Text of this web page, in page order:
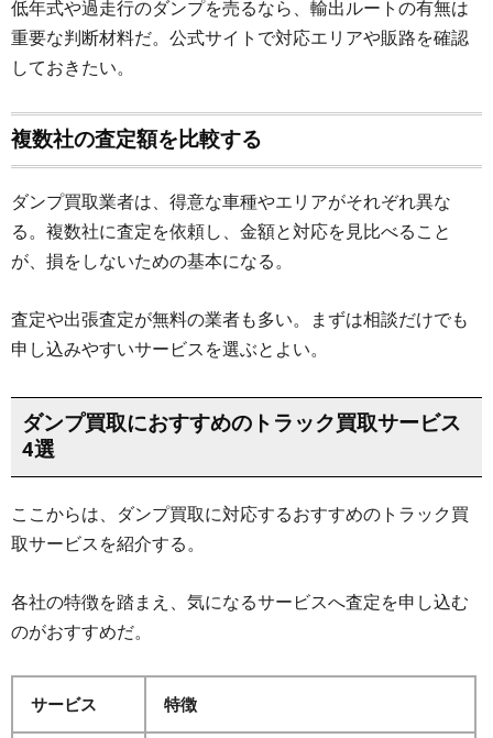
低年式や過走行のダンプを売るなら、輸出ルートの有無は
重要な判断材料だ。公式サイトで対応エリアや販路を確認
しておきたい。
複数社の査定額を比較する
ダンプ買取業者は、得意な車種やエリアがそれぞれ異な
る。複数社に査定を依頼し、金額と対応を見比べること
が、損をしないための基本になる。
査定や出張査定が無料の業者も多い。まずは相談だけでも
申し込みやすいサービスを選ぶとよい。
ダンプ買取におすすめのトラック買取サービス
4選
ここからは、ダンプ買取に対応するおすすめのトラック買
取サービスを紹介する。
各社の特徴を踏まえ、気になるサービスへ査定を申し込む
のがおすすめだ。
サービス 特徴